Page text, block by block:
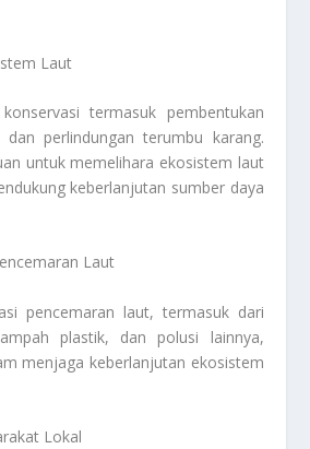
Laut
termasuk pembentukan
perlindungan terumbu karang.
untuk memelihara ekosistem laut
keberlanjutan sumber daya
Laut
pencemaran laut, termasuk dari
plastik, dan polusi lainnya,
menjaga keberlanjutan ekosistem
Lokal